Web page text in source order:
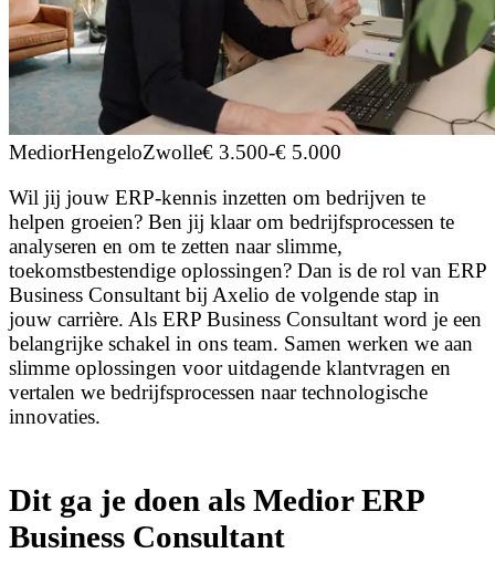
MediorHengeloZwolle€ 3.500-€ 5.000
Wil jij jouw ERP-kennis inzetten om bedrijven te
helpen groeien? Ben jij klaar om bedrijfsprocessen te
analyseren en om te zetten naar slimme,
toekomstbestendige oplossingen? Dan is de rol van ERP
Business Consultant bij Axelio de volgende stap in
jouw carrière. Als ERP Business Consultant word je een
belangrijke schakel in ons team. Samen werken we aan
slimme oplossingen voor uitdagende klantvragen en
vertalen we bedrijfsprocessen naar technologische
innovaties.
Dit ga je doen als Medior ERP
Business Consultant